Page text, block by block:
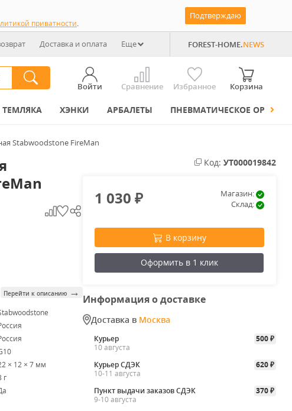
приватности.
Подтверждаю
Доставка и оплата Еще FOREST-HOME.NEWS
Войти Сравнение Избранное Корзина
ХЭНКИ АРБАЛЕТЫ ПНЕВМАТИЧЕСКОЕ ОРУЖИЕ
Stabwoodstone FireMan
Перейти к описанию →
× 12 × 7 мм
г
Код: УТ000019842
1 030₽
Магазин:
Склад:
В корзину
Оформить в 1 клик
Информация о доставке
Доставка в Москва
Курьер 500 ₽
10 августа
Курьер СДЭК
620 ₽
10-11 августа
Пункт выдачи заказов СДЭК
370 ₽
9-10 августа